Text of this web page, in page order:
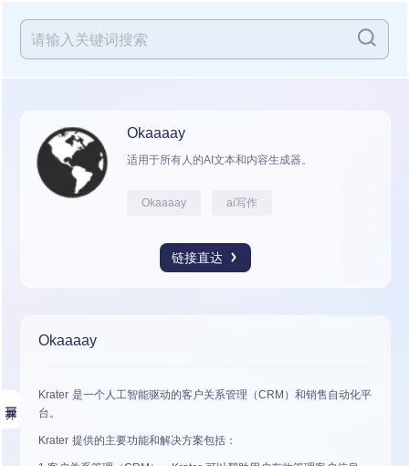
Okaaaay
适用于所有人的AI文本和内容生成器。
Okaaaay ai写作
链接直达
Okaaaay
Krater 是一个人工智能驱动的客户关系管理（CRM）和销售自动化平
台。
Krater 提供的主要功能和解决方案包括：